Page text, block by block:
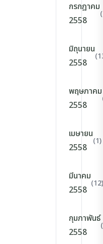
กรกฎาคม
2558
มิถุนายน
2558
พฤษภาคม
2558
เมษายน
2558
(1)
มีนาคม
2558
(12)
กุมภาพันธ์
2558